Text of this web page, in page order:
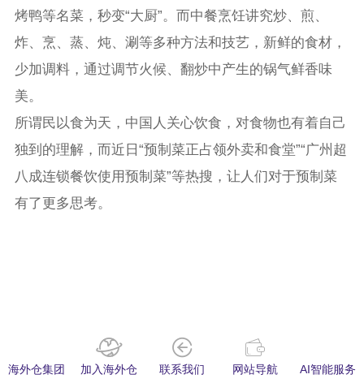
烤鸭等名菜，秒变“大厨”。而中餐烹饪讲究炒、煎、
炸、烹、蒸、炖、涮等多种方法和技艺，新鲜的食材，
少加调料，通过调节火候、翻炒中产生的锅气鲜香味
美。
所谓民以食为天，中国人关心饮食，对食物也有着自己
独到的理解，而近日“预制菜正占领外卖和食堂”“广州超
八成连锁餐饮使用预制菜”等热搜，让人们对于预制菜
有了更多思考。
海外仓集团 加入海外仓 联系我们 网站导航 AI智能服务